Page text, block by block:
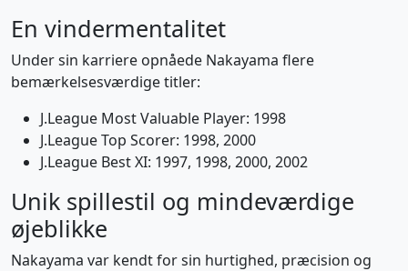
En vindermentalitet
Under sin karriere opnåede Nakayama flere
bemærkelsesværdige titler:
J.League Most Valuable Player: 1998
J.League Top Scorer: 1998, 2000
J.League Best XI: 1997, 1998, 2000, 2002
Unik spillestil og mindeværdige
øjeblikke
Nakayama var kendt for sin hurtighed, præcision og